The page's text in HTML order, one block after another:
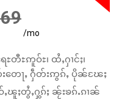
/mo
တီႊဢူဝ်ႊ၊ ထႆႇႁၢင်ႈ၊
တေႃႇ ႁဵတ်းဢွၵ်ႇ ပိုၼ်ၽႄႈ
ၽူႈတွႆႇႁွၵ်ႈ ၼႂ်းၶၵ်ႉၵၢၼ်